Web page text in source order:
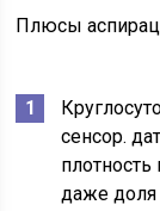
Плюсы
сенсор.
даже доля